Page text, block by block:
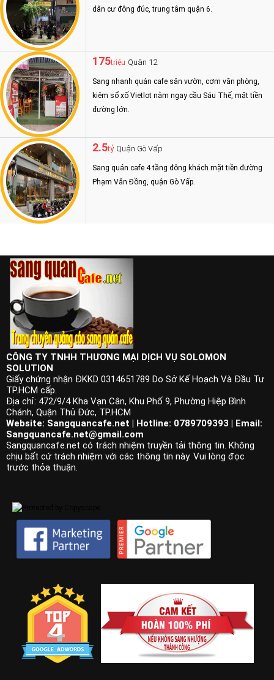
dân cư đông đúc, trung tâm quận 6.
175triệu Quận 12
Sang nhanh quán cafe sân vườn, cơm văn phòng,
kiêm sổ xố Vietlot nằm ngay cầu Sáu Thế, mặt tiền
đường lớn.
2.5tỷ Quận Gò Vấp
Sang quán cafe 4 tầng đông khách mặt tiền đường
Phạm Văn Đồng, quận Gò Vấp.
CÔNG TY TNHH THƯƠNG MẠI DỊCH VỤ SOLOMON
SOLUTION
Giấy chứng nhận ĐKKD 0314651789 Do Sở Kế Hoạch Và Đầu Tư
TP.HCM cấp.
Địa chỉ: 472/9/4 Kha Vạn Cân, Khu Phố 9, Phường Hiệp Bình
Chánh, Quận Thủ Đức, TP.HCM
Website: Sangquancafe.net | Hotline: 0789709393 | Email:
Sangquancafe.net@gmail.com
Sangquancafe.net có trách nhiệm truyền tải thông tin. Không
chịu bất cứ trách nhiệm với các thông tin này. Vui lòng đọc
trước thỏa thuận.